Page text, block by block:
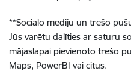
**Sociālo mediju un trešo
Jūs varētu dalīties ar saturu
mājaslapai pievienoto trešo
Maps, PowerBI vai citus.